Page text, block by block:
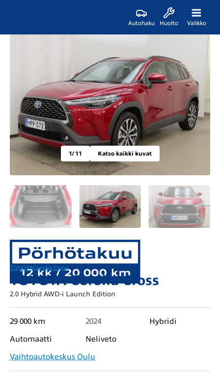
Autohaku Huolto Valikko
1/ 11 Katso kaikki kuvat
TOYOTACorolla Cross
TOYOTA Corolla Cross
2.0 Hybrid AWD-i Launch Edition
29 000 km 2024
Hybridi
Automaatti
Neliveto
Vaihtoautokeskus Oulu